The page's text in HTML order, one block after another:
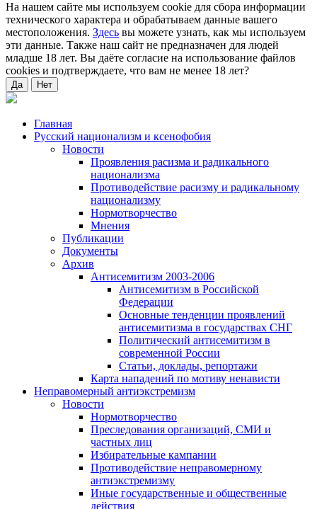
На нашем сайте мы используем cookie для сбора информации
технического характера и обрабатываем данные вашего
местоположения. Здесь вы можете узнать, как мы используем
эти данные. Также наш сайт не предназначен для людей
младше 18 лет. Вы даёте согласие на использование файлов
cookies и подтверждаете, что вам не менее 18 лет?
Да Нет
Главная
Русский национализм и ксенофобия
Новости
Проявления расизма и радикального
национализма
Противодействие расизму и радикальному
национализму
Нормотворчество
Мнения
Публикации
Документы
Архив
Антисемитизм 2003-2006
Антисемитизм в Российской
Федерации
Основные тенденции проявлений
антисемитизма в государствах СНГ
Политический антисемитизм в
современной России
Статьи, доклады, репортажи
Карта нападений по мотиву ненависти
Неправомерный антиэкстремизм
Новости
Нормотворчество
Преследования организаций, СМИ и
частных лиц
Избирательные кампании
Противодействие неправомерному
антиэкстремизму
Иные государственные и общественные
действия